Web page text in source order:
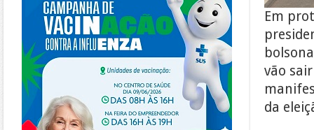
Em
vão
da